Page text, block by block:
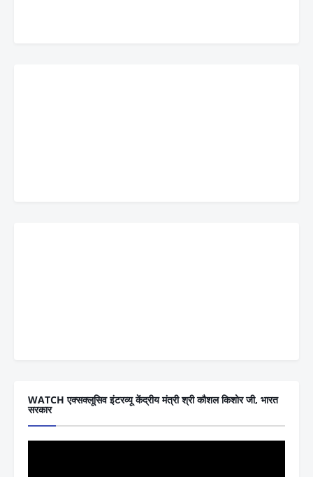
WATCH एक्सक्लूसिव इंटरव्यू केंद्रीय मंत्री श्री कौशल किशोर जी, भारत
सरकार